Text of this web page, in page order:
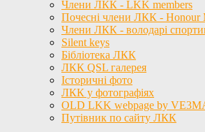
Члени ЛКК - LKK members
Почесні члени ЛКК - Honour
Члени ЛКК - володарі
Silent keys
Бібліотека ЛКК
ЛКК QSL галерея
Історичні фото
ЛКК у фотографіях
OLD LKK webpage by
Путівник по сайту ЛКК